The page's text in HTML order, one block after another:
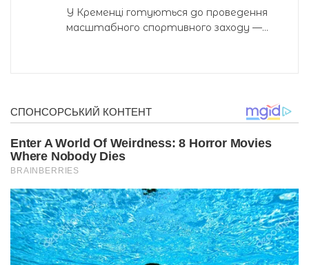
У Кременці готуються до проведення
масштабного спортивного заходу —...